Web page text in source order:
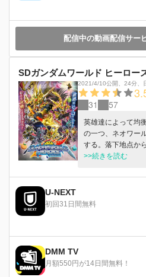
配信中の動画配信サー
SDガンダムワールド ヒーロー
2021/4/10公開 24分
31 57
英雄達によって均
の一つ、ネオワー
する。落下地点か
ガンダム”と名乗る
ていく。時を同じ
来を察知していた
界の危機を救うた
ととなる。悟空イ
の英雄達と出会い
たらすものは災
>>続きを読む
U-NEXT
初回31日間無料
DMM TV
月額550円が14日間無料！